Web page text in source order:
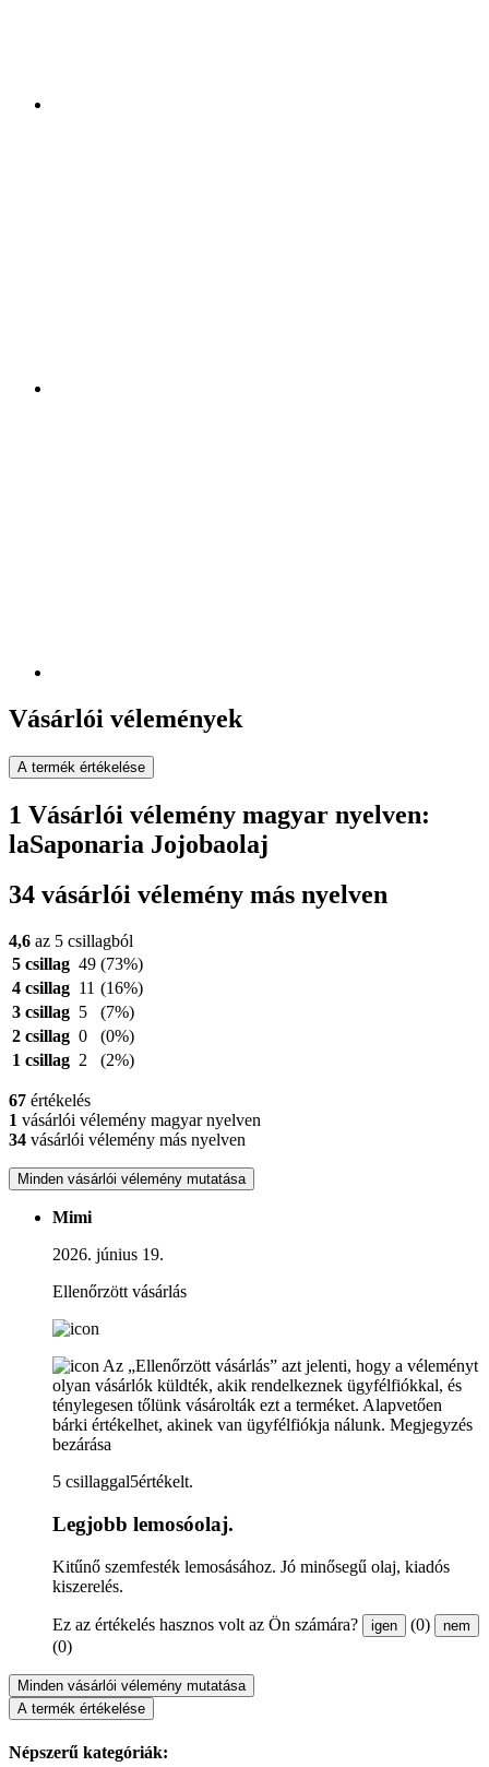
Vásárlói vélemények
A termék értékelése
1 Vásárlói vélemény magyar nyelven:
laSaponaria Jojobaolaj
34 vásárlói vélemény más nyelven
4,6 az 5 csillagból
5 csillag 49 (73%)
4 csillag 11 (16%)
3 csillag 5
(7%)
2 csillag 0
(0%)
1 csillag 2 (2%)
67 értékelés
1 vásárlói vélemény magyar nyelven
34 vásárlói vélemény más nyelven
Minden vásárlói vélemény mutatása
Mimi
2026. június 19.
Ellenőrzött vásárlás
Az „Ellenőrzött vásárlás” azt jelenti, hogy a véleményt
olyan vásárlók küldték, akik rendelkeznek ügyfélfiókkal, és
ténylegesen tőlünk vásárolták ezt a terméket. Alapvetően
bárki értékelhet, akinek van ügyfélfiókja nálunk. Megjegyzés
bezárása
5 csillaggal5értékelt.
Legjobb lemosóolaj.
Kitűnő szemfesték lemosásához. Jó minősegű olaj, kiadós
kiszerelés.
Ez az értékelés hasznos volt az Ön számára? igen (0) nem
(0)
Minden vásárlói vélemény mutatása
A termék értékelése
Népszerű kategóriák: